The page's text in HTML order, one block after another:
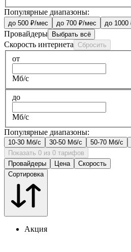
Популярные диапазоны:
до 500 ₽/мес до 700 ₽/мес до 1000
Провайдеры Выбрать всё
Скорость интернета Сбросить
от
Мб/с
до
Мб/с
Популярные диапазоны:
10-30 Мб/с 30-50 Мб/с 50-70 Мб/с
Показать 0 из 0 тарифов
Провайдеры
Цена
Скорость
Сортировка
Акция